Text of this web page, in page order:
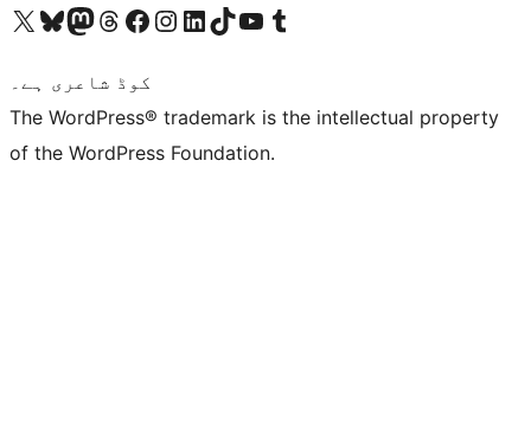
Visit our X (formerly Twitter) account
ہمارے بلیواسکائی اکاؤنٹ پر جائیں
Visit our Mastodon account
ہمارے ٹھریڈز اکاؤنٹ پر جائیں
Visit our Facebook page
Visit our Instagram account
Visit our LinkedIn account
ہمارے ٹک ٹاک اکاؤنٹ پر جائیں
Visit our YouTube channel
ہمارے ٹمبلر اکاؤنٹ پر جائیں
کوڈ شاعری ہے۔
The WordPress® trademark is the intellectual property
of the WordPress Foundation.